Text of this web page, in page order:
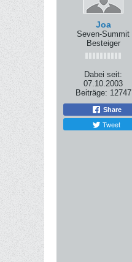
Joa
Seven-Summit
Besteiger
Dabei seit:
07.10.2003
Beiträge: 12747
Share
Tweet